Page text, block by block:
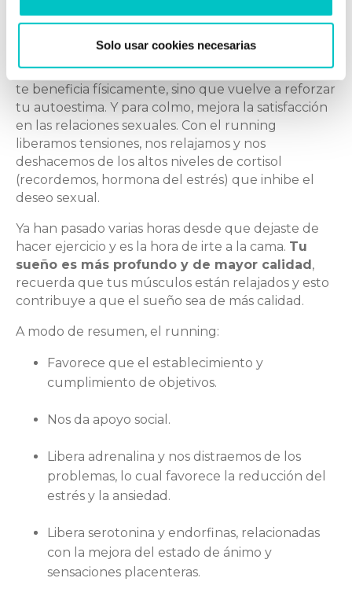
Solo usar cookies necesarias
Al volver a casa, lo que te apetece realmente es
de cigarrillos ni alcohol. Con el running propicias
hábitos de vida más saludables,y esto no solo
te beneficia físicamente, sino que vuelve a reforzar
tu autoestima. Y para colmo, mejora la satisfacción
en las relaciones sexuales. Con el running
liberamos tensiones, nos relajamos y nos
deshacemos de los altos niveles de cortisol
(recordemos, hormona del estrés) que inhibe el
deseo sexual.
Ya han pasado varias horas desde que dejaste de
hacer ejercicio y es la hora de irte a la cama. Tu
sueño es más profundo y de mayor calidad,
recuerda que tus músculos están relajados y esto
contribuye a que el sueño sea de más calidad.
A modo de resumen, el running:
Favorece que el establecimiento y
cumplimiento de objetivos.
Nos da apoyo social.
Libera adrenalina y nos distraemos de los
problemas, lo cual favorece la reducción del
estrés y la ansiedad.
Libera serotonina y endorfinas, relacionadas
con la mejora del estado de ánimo y
sensaciones placenteras.